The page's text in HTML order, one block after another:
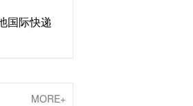
国际快递
MORE+